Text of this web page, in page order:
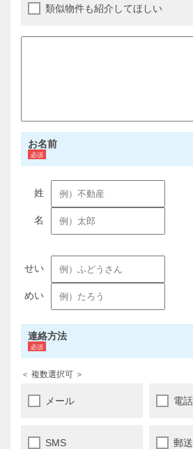
類似物件も紹介してほしい
お名前
連絡方法
＜ 複数選択可 ＞
メール 電話
SMS 郵送